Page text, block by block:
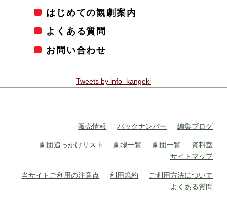
はじめての観劇案内
よくある質問
お問い合わせ
Tweets by info_kangeki
販売情報 バックナンバー 編集ブログ
劇団追っかけリスト 劇場一覧 劇団一覧
資料室
サイトマップ
当サイトご利用の注意点 利用規約
ご利用方法について
よくある質問